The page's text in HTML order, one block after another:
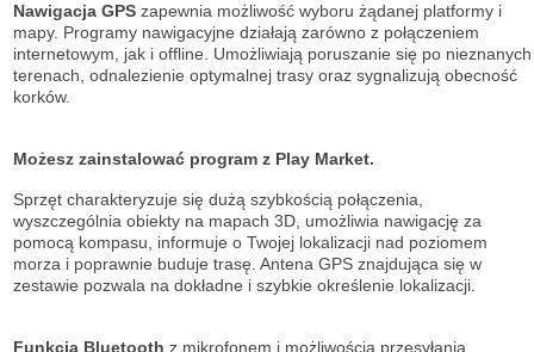
Nawigacja GPS zapewnia możliwość wyboru żądanej platformy i
mapy. Programy nawigacyjne działają zarówno z połączeniem
internetowym, jak i offline. Umożliwiają poruszanie się po nieznanych
terenach, odnalezienie optymalnej trasy oraz sygnalizują obecność
korków.
Możesz zainstalować program z Play Market.
Sprzęt charakteryzuje się dużą szybkością połączenia,
wyszczególnia obiekty na mapach 3D, umożliwia nawigację za
pomocą kompasu, informuje o Twojej lokalizacji nad poziomem
morza i poprawnie buduje trasę. Antena GPS znajdująca się w
zestawie pozwala na dokładne i szybkie określenie lokalizacji.
Funkcja Bluetooth z mikrofonem i możliwością przesyłania